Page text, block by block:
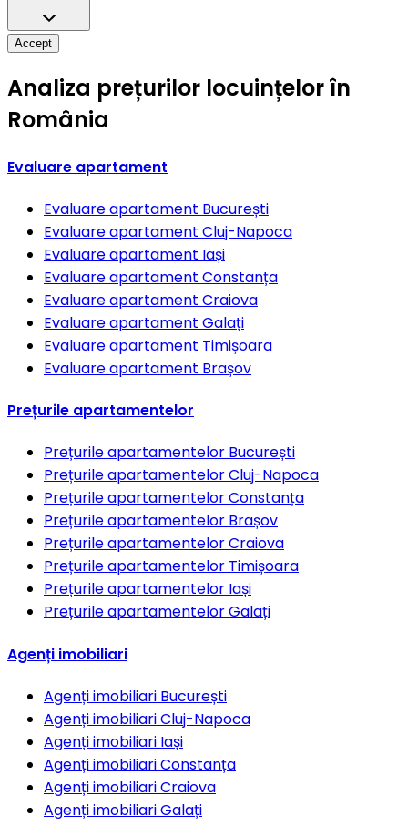
Accept
Analiza prețurilor locuințelor în
România
Evaluare apartament
Evaluare apartament București
Evaluare apartament Cluj-Napoca
Evaluare apartament Iași
Evaluare apartament Constanța
Evaluare apartament Craiova
Evaluare apartament Galați
Evaluare apartament Timișoara
Evaluare apartament Brașov
Prețurile apartamentelor
Prețurile apartamentelor București
Prețurile apartamentelorCluj-Napoca
Prețurile apartamentelorConstanța
Prețurile apartamentelor Brașov
Prețurile apartamentelorCraiova
Prețurile apartamentelor Timișoara
Prețurile apartamentelor Iași
Prețurile apartamentelorGalați
Agenți imobiliari
Agenți imobiliari București
Agenți imobiliariCluj-Napoca
Agenți imobiliari Iași
Agenți imobiliariConstanța
Agenți imobiliariCraiova
Agenți imobiliariGalați